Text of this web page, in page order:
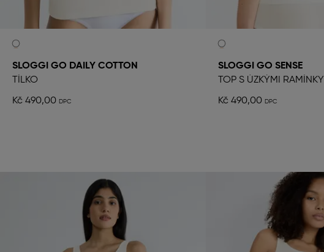
SLOGGI GO DAILY COTTON
TÍLKO
Kč 490,00
SLOGGI GO SENSE
TOP S ÚZKÝMI RAMÍNKY
Kč 490,00